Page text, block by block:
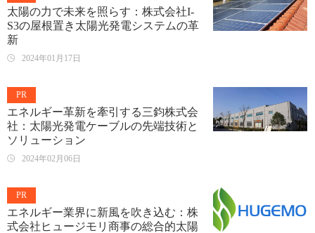
太陽の力で未来を照らす：株式会社I-
S3の屋根置き太陽光発電システムの革
新
2024年01月17日
PR
エネルギー革新を牽引する三鈞株式会
社：太陽光発電ケーブルの先端技術と
ソリューション
2024年02月06日
PR
エネルギー業界に新風を吹き込む：株
式会社ヒュージモリ商事の総合的太陽